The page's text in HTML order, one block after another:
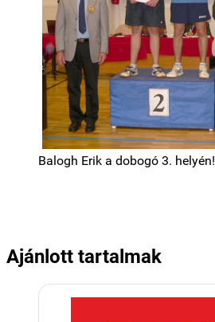
Balogh Erik a dobogó 3. helyén!
Ajánlott tartalmak